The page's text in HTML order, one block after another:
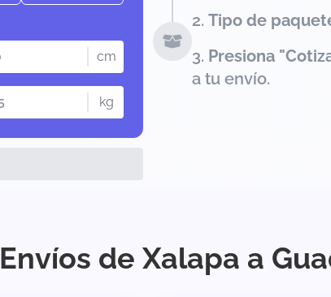
cm
kg
Tipo de
Presiona
a tu envío.
Envíos de Xalapa a